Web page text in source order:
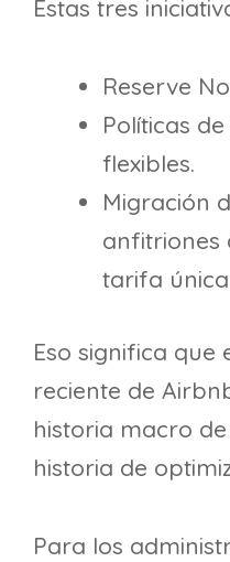
Estas tres
Reserve
Políticas
flexibles.
Migración
anfitriones
tarifa
Eso significa que
reciente de
historia macro de
historia de
Para los